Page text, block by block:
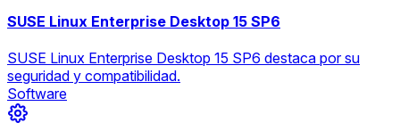
SUSE Linux Enterprise Desktop 15 SP6
SUSE Linux Enterprise Desktop 15 SP6 destaca por su
seguridad y compatibilidad.
Software